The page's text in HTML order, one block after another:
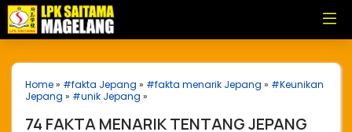
Home» #fakta Jepang » #fakta menarik Jepang » #Keunikan
Jepang » #unik Jepang »
74 FAKTA MENARIK TENTANG JEPANG